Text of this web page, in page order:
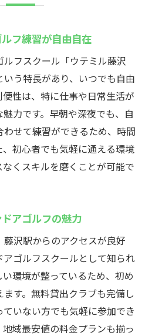
フ練習が自由自在
フスクール「ウテミル藤沢
う特長があり、いつでも自由
性は、特に仕事や日常生活が
力です。早朝や深夜でも、自
せて練習ができるため、時間
初心者でも気軽に通える環境
くスキルを磨くことが可能で
アゴルフの魅力
藤沢駅からのアクセスが良好
ゴルフスクールとして知られ
環境が整っているため、初め
す。無料貸出クラブも完備し
いない方でも気軽に参加でき
域最安値の料金プランも揃っ